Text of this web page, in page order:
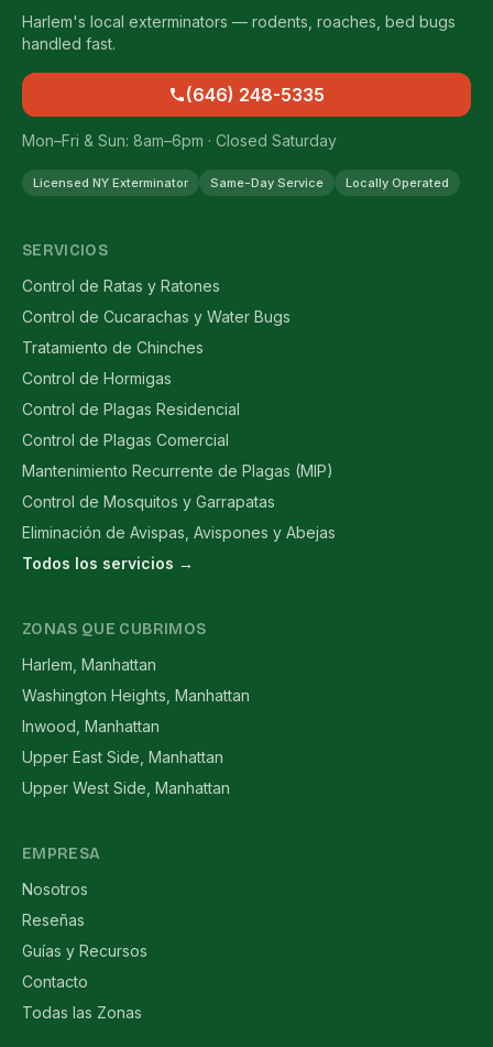
Harlem's local exterminators — rodents, roaches, bed bugs
handled fast.
(646) 248-5335
Mon–Fri & Sun: 8am–6pm · Closed Saturday
Licensed NY Exterminator Same-Day Service Locally Operated
SERVICIOS
Control de Ratas y Ratones
Control de Cucarachas y Water Bugs
Tratamiento de Chinches
Control de Hormigas
Control de Plagas Residencial
Control de Plagas Comercial
Mantenimiento Recurrente de Plagas (MIP)
Control de Mosquitos y Garrapatas
Eliminación de Avispas, Avispones y Abejas
Todos los servicios →
ZONAS QUE CUBRIMOS
Harlem, Manhattan
Washington Heights, Manhattan
Inwood, Manhattan
Upper East Side, Manhattan
Upper West Side, Manhattan
EMPRESA
Nosotros
Reseñas
Guías y Recursos
Contacto
Todas las Zonas